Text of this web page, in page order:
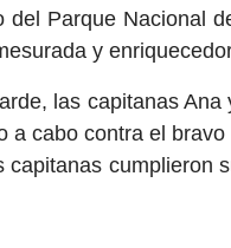
Parque Nacional
y
las capitanas
a cabo contra el
cumplieron